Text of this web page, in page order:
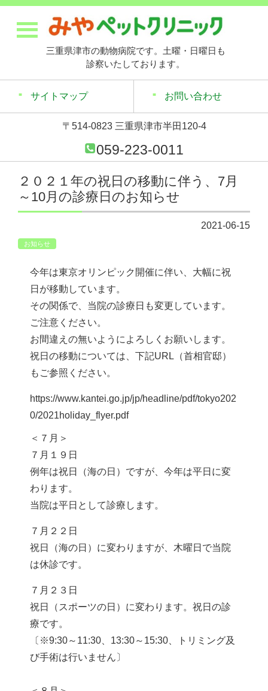
三重県津市の動物病院です。土曜・日曜日も
診察いたしております。
サイトマップ お問い合わせ
〒514-0823 三重県津市半田120-4
059-223-0011
２０２１年の祝日の移動に伴う、7月
～10月の診療日のお知らせ
2021-06-15
お知らせ
今年は東京オリンピック開催に伴い、大幅に祝
日が移動しています。
その関係で、当院の診療日も変更しています。
ご注意ください。
お間違えの無いようによろしくお願いします。
祝日の移動については、下記URL（首相官邸）
もご参照ください。
https://www.kantei.go.jp/jp/headline/pdf/tokyo202
0/2021holiday_flyer.pdf
＜７月＞
７月１９日
例年は祝日（海の日）ですが、今年は平日に変
わります。
当院は平日として診療します。
７月２２日
祝日（海の日）に変わりますが、木曜日で当院
は休診です。
７月２３日
祝日（スポーツの日）に変わります。祝日の診
療です。
〔※9:30～11:30、13:30～15:30、トリミング及
び手術は行いません〕